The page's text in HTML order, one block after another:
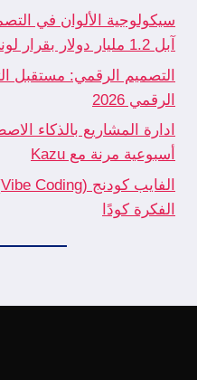
سيكولوجية الألوان في
آبل 1.2 مليار دولار بقرار لوني؟
التصميم الرقمي: مستقبل
الرقمي 2026
أسبوعية مرنة مع Kazu
الفكرة كودًا